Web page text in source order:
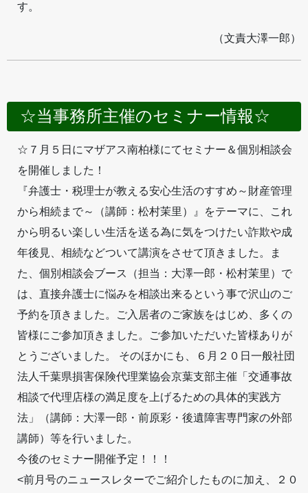
す。
（文責大澤一郎）
☆当事務所主催のセミナー情報☆
☆７月５日にマザアス南柏様にてセミナー＆個別相談会
を開催しました！
『弁護士・税理士が教える安心生活のすすめ～財産管理
から相続まで～（講師：松村茉里）』をテーマに、これ
から明るい楽しい生活を送る為に気をつけたい詐欺や成
年後見、相続などついて講演をさせて頂きました。ま
た、個別相談会ブース（担当：大澤一郎・松村茉里）で
は、直接弁護士に悩みを相談出来るという事で沢山のご
予約を頂きました。ご入居者のご家族をはじめ、多くの
皆様にご参加頂きました。ご参加いただいた皆様ありが
とうございました。 そのほかにも、６月２０日一般社団
法人千葉県損害保険代理業協会京葉支部主催「交通事故
相談で代理店様の満足度を上げるための具体的実践方
法」（講師：大澤一郎・前原彩・後遺障害専門家の外部
講師）等を行いました。
今後のセミナー開催予定！！！
<前月号のニュースレターでご紹介したものに加え、２０